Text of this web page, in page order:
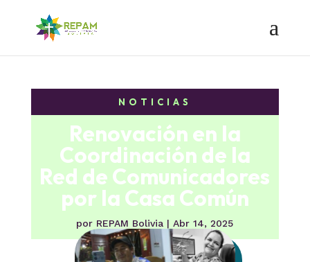
NOTICIAS
Renovación en la
Coordinación de la
Red de Comunicadores
por la Casa Común
por REPAM Bolivia |Abr 14, 2025